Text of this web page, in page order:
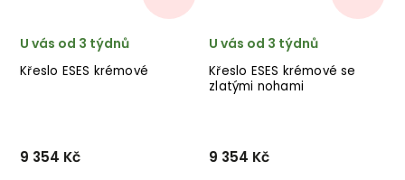
Křeslo ESES krémové
U vás od 3 týdnů
9 354 Kč
Křeslo ESES krémové se
zlatými nohami
U vás od 3 týdnů
9 354 Kč